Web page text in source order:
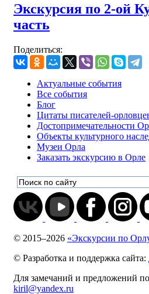
Экскурсия по 2-ой
часть
Поделиться:
Актуальные события
Все события
Блог
Цитаты писателей-
Достопримечательности
Объекты культурного
Музеи Орла
Заказать экскурсию в Орле
© 2015–2026 «Экскурсии по
© Разработка и поддержка сайта:
Для замечаний и предложений по
kiril@yandex.ru